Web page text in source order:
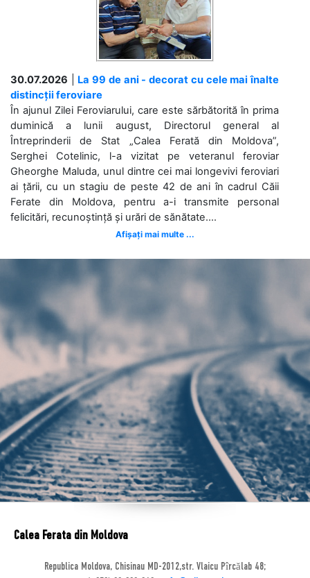
30.07.2026
La 99 de ani - decorat cu cele mai înalte
distincții feroviare
În ajunul Zilei Feroviarului, care este sărbătorită în prima
duminică a lunii august, Directorul general al
Întreprinderii de Stat „Calea Ferată din Moldova”,
Serghei Cotelinic, l-a vizitat pe veteranul feroviar
Gheorghe Maluda, unul dintre cei mai longevivi feroviari
ai țării, cu un stagiu de peste 42 de ani în cadrul Căii
Ferate din Moldova, pentru a-i transmite personal
felicitări, recunoștință și urări de sănătate....
Afișați mai multe ...
Calea Ferata din Moldova
Republica Moldova, Chisinau MD-2012,str. Vlaicu Pîrcălab 48;